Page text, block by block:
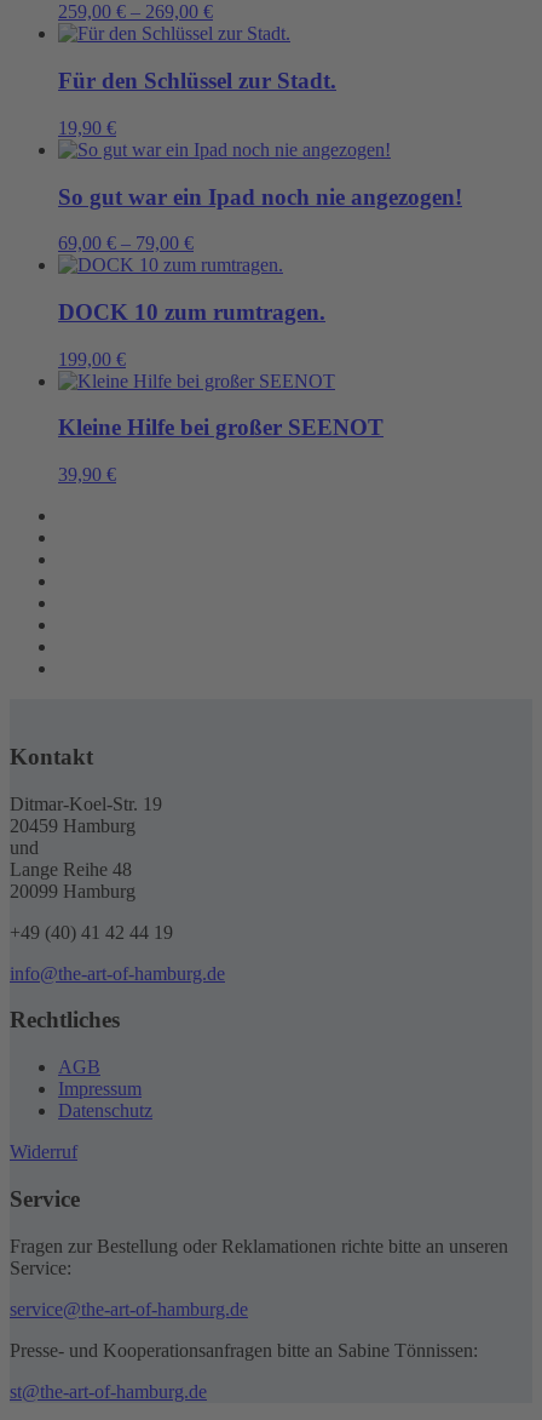
259,00 € – 269,00 €
Für den Schlüssel zur Stadt.
19,90 €
So gut war ein Ipad noch nie angezogen!
69,00 € – 79,00 €
DOCK 10 zum rumtragen.
199,00 €
Kleine Hilfe bei großer SEENOT
39,90 €
Kontakt
Ditmar-Koel-Str. 19
20459 Hamburg
und
Lange Reihe 48
20099 Hamburg
+49 (40) 41 42 44 19
info@the-art-of-hamburg.de
Rechtliches
AGB
Impressum
Datenschutz
Widerruf
Service
Fragen zur Bestellung oder Reklamationen richte bitte an unseren
Service:
service@the-art-of-hamburg.de
Presse- und Kooperationsanfragen bitte an Sabine Tönnissen:
st@the-art-of-hamburg.de